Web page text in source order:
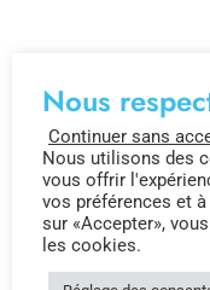
Nous
Continuer sans
Nous utilisons des
vous offrir
vos préférences et
sur «Accepter»,
les cookies.